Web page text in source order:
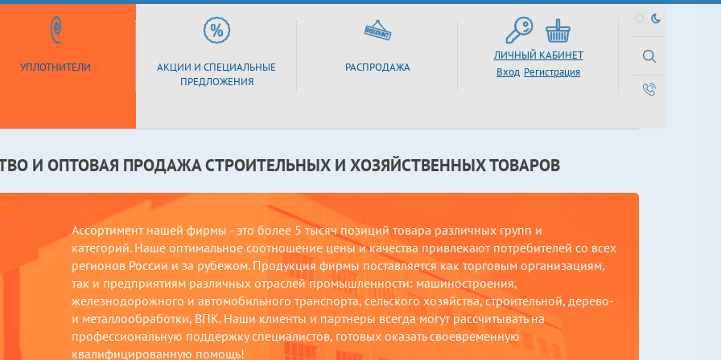
УПЛОТНИТЕЛИ
АКЦИИ И СПЕЦИАЛЬНЫЕ
ПРЕДЛОЖЕНИЯ
РАСПРОДАЖА
ЛИЧНЫЙ КАБИНЕТ
Вход Регистрация
И ОПТОВАЯ ПРОДАЖА СТРОИТЕЛЬНЫХ И ХОЗЯЙСТВЕННЫХ ТОВАРОВ
Ассортимент нашей фирмы - это более 5 тысяч позиций товара различных групп и
категорий. Наше оптимальное соотношение цены и качества привлекают потребителей со всех
регионов России и за рубежом. Продукция фирмы поставляется как торговым организациям,
так и предприятиям различных отраслей промышленности: машиностроения,
железнодорожного и автомобильного транспорта, сельского хозяйства, строительной, дерево-
и металлообработки, ВПК. Наши клиенты и партнеры всегда могут рассчитывать на
профессиональную поддержку специалистов, готовых оказать своевременную
квалифицированную помощь!